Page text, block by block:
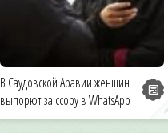
В Саудовской Аравии женщин
выпорют за ссору в WhatsApp